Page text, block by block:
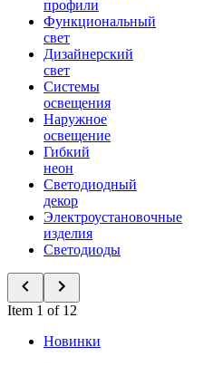
профили
Функциональный
свет
Дизайнерский
свет
Системы
освещения
Наружное
освещение
Гибкий
неон
Светодиодный
декор
Электроустановочные
изделия
Светодиоды
Item 1 of 12
Новинки